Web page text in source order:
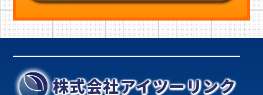
株式会社アイツーリンク